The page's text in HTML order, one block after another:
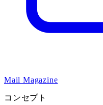
Mail Magazine
コンセプト